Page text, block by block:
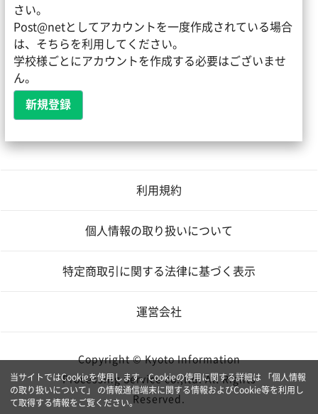
さい。
Post@netとしてアカウントを一度作成されている場合
は、そちらを利用してください。
学校様ごとにアカウントを作成する必要はございませ
ん。
新規登録
利用規約
個人情報の取り扱いについて
特定商取引に関する法律に基づく表示
運営会社
Copyright © Kyoto Information
Processing Service co.,ltd. All Rights
Reserved.
当サイトではCookieを使用します。Cookieの使用に関する詳細は
「個人情報
の取り扱いについて」
の情報通信端末に関する情報およびCookie等を利用し
て取得する情報をご覧ください。